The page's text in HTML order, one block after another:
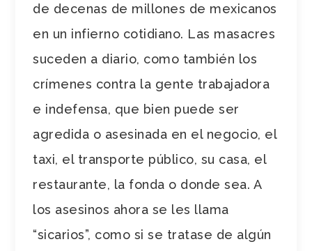
de decenas de millones de mexicanos
en un infierno cotidiano. Las masacres
suceden a diario, como también los
crímenes contra la gente trabajadora
e indefensa, que bien puede ser
agredida o asesinada en el negocio, el
taxi, el transporte público, su casa, el
restaurante, la fonda o donde sea. A
los asesinos ahora se les llama
“sicarios”, como si se tratase de algún